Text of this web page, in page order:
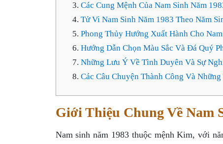
Các Cung Mệnh Của Nam Sinh Năm
Tử Vi Nam Sinh Năm 1983 Theo Năm
Phong Thủy Hướng Xuất Hành Cho
Hướng Dẫn Chọn Màu Sắc Và Đá Quý
Những Lưu Ý Về Tình Duyên Và Sự
Các Câu Chuyện Thành Công Và
Giới Thiệu Chung Về Nam
Nam sinh năm 1983 thuộc mệnh Kim, với